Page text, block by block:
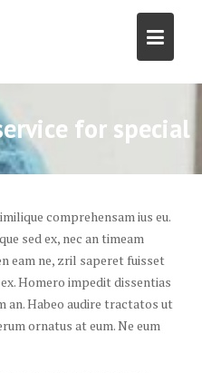
for special
comprehensam ius eu.
sed ex, nec an timeam
eam ne, zril saperet fuisset
Homero impedit dissentias
an. Habeo audire tractatos ut
ornatus at eum. Ne eum